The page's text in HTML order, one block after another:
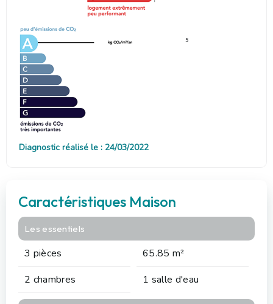
5
Diagnostic réalisé le : 24/03/2022
Caractéristiques Maison
Les essentiels
3 pièces
65.85 m²
2 chambres
1 salle d'eau